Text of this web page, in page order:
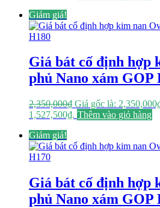
Giảm giá!
Giá bát cố định hợp
phủ Nano xám GOP
2,350,000₫ Giá gốc là:
1,527,500₫. Thêm vào giỏ hàng
Giảm giá!
Giá bát cố định hợp
phủ Nano xám GOP